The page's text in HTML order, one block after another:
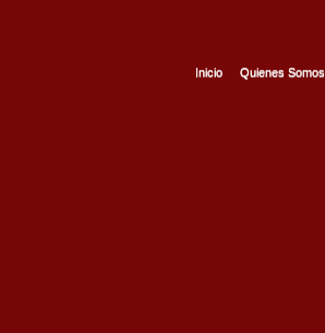
Inicio Quienes Somos